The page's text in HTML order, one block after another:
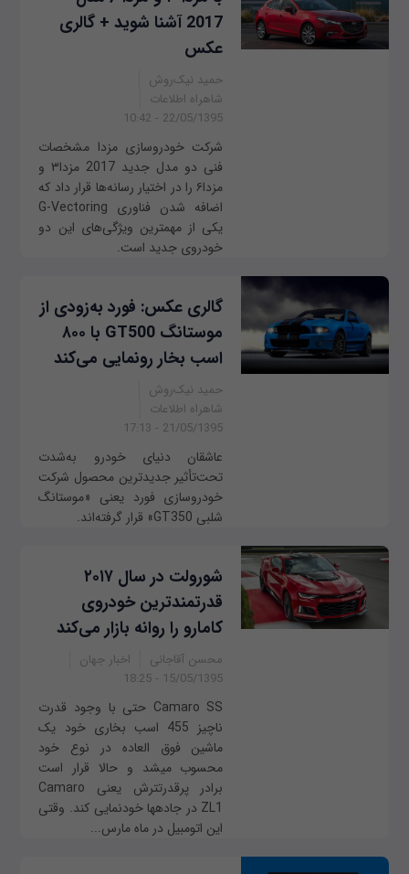
2017 آشنا شوید + گالری
عکس
حمید نیک‌روش
شاهراه اطلاعات
22/05/1395 - 10:42
شرکت خودروسازی مزدا مشخصات
فنی دو مدل جدید 2017 مزدا۳ و
مزدا۶ را در اختیار رسانه‌ها قرار داد که
اضافه شدن فناوری G-Vectoring
یکی از مهمترین ویژگی‌های این دو
خودروی جدید است.
گالری عکس: فورد به‌زودی از
موستانگ GT500 با ۸۰۰
اسب بخار رونمایی می‌کند
حمید نیک‌روش
شاهراه اطلاعات
21/05/1395 - 17:13
عاشقان دنیای خودرو به‌شدت
تحت‌تأثیر جدیدترین محصول شرکت
خودروسازی فورد یعنی «موستانگ
شلبی GT350» قرار گرفته‌اند.
شورولت در سال ۲۰۱۷
قدرتمندترین خودروی
کامارو را روانه بازار می‌کند
محسن آقاجانی
اخبار جهان
15/05/1395 - 18:25
Camaro SS حتی با وجود قدرت
ناچیز 455 اسب بخاری خود یک
ماشین فوق العاده در نوع خود
محسوب می‎شد و حالا قرار است
برادر پرقدرت‎ترش یعنی Camaro
ZL1 در جاده‎ها خودنمایی کند. وقتی
این اتومبیل در ماه مارس...